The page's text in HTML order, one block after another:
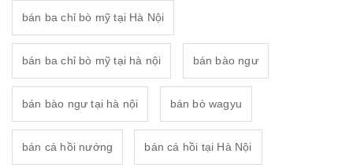
bán ba chỉ bò mỹ tại Hà Nội
bán ba chỉ bò mỹ tại hà nội bán bào ngư
bán bào ngư tại hà nội bán bò wagyu
bán cá hồi nướng bán cá hồi tại Hà Nội